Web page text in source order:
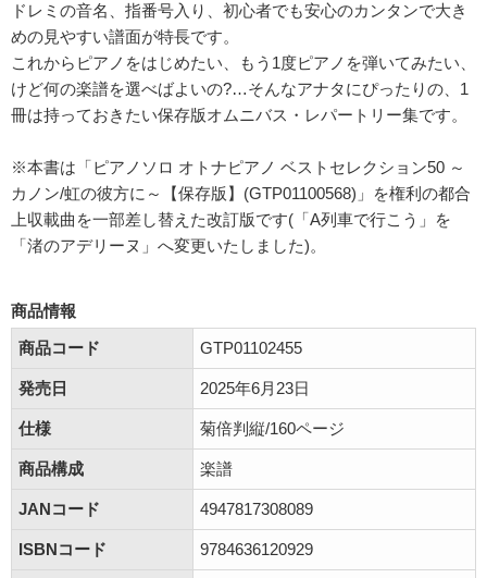
ドレミの音名、指番号入り、初心者でも安心のカンタンで大き
めの見やすい譜面が特長です。
これからピアノをはじめたい、もう1度ピアノを弾いてみたい、
けど何の楽譜を選べばよいの?…そんなアナタにぴったりの、1
冊は持っておきたい保存版オムニバス・レパートリー集です。
※本書は「ピアノソロ オトナピアノ ベストセレクション50 ～
カノン/虹の彼方に～【保存版】(GTP01100568)」を権利の都合
上収載曲を一部差し替えた改訂版です(「A列車で行こう」を
「渚のアデリーヌ」へ変更いたしました)。
商品情報
商品コード
GTP01102455
発売日 2025年6月23日
仕様 菊倍判縦/160ページ
商品構成 楽譜
JANコード 4947817308089
ISBNコード 9784636120929